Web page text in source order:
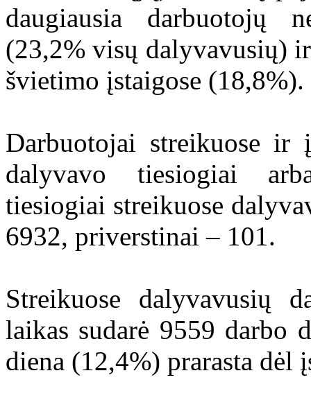
daugiausia darbuotojų
(23,2% visų dalyvavusių)
švietimo įstaigose (18,8%).
Darbuotojai streikuose ir
dalyvavo tiesiogiai
tiesiogiai streikuose
6932, priverstinai – 101.
Streikuose dalyvavusių
laikas sudarė 9559 darbo
diena (12,4%) prarasta dėl